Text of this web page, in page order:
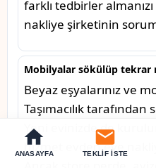
ANASAYFA TEKLIF İSTE
farklı tedbirler
nakliye şirketinin
Mobilyalar sökülüp tekrar
Beyaz eşyalarınız ve
Taşımacılık
Yeni evinizde de
hizmet evden eve